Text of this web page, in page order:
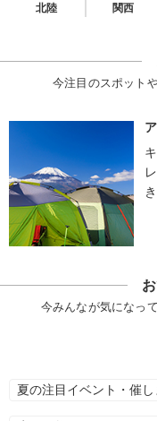
北陸 関西
今注目のスポット
今みんなが気になっ
夏の注目イベント・催し